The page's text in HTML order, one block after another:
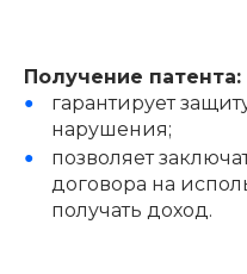
Получение патента:
гарантирует
нарушения;
позволяет
договора на
получать доход.